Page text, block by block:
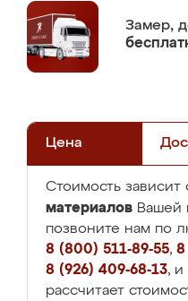
Замер,
Цена
Стоимость зависит
материалов Вашей
позвоните нам по
8 (800) 511-89-55, 8
8 (926) 409-68-13,
рассчитает